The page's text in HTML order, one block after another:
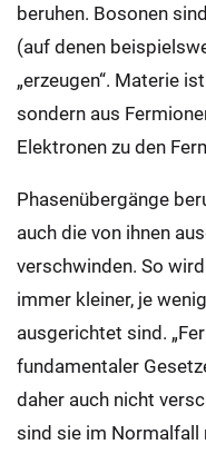
beruhen. Bosonen
(auf denen
„erzeugen“. Materie
sondern aus
Elektronen zu den
Phasenübergänge
auch die von ihnen
verschwinden. So
immer kleiner, je
ausgerichtet sind.
fundamentaler
daher auch nicht
sind sie im Normalfall